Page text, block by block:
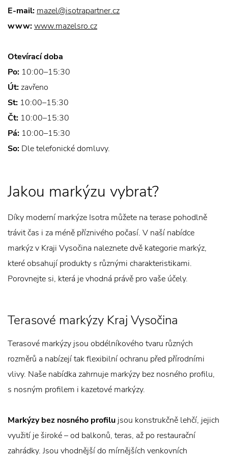
E-mail: mazel@isotrapartner.cz
www:www.mazelsro.cz
Otevírací doba
Po: 10:00–15:30
Út: zavřeno
St: 10:00–15:30
Čt: 10:00–15:30
Pá: 10:00–15:30
So: Dle telefonické domluvy.
Jakou markýzu vybrat?
Díky moderní markýze Isotra můžete na terase pohodlně
trávit čas i za méně příznivého počasí. V naší nabídce
markýz v Kraji Vysočina naleznete dvě kategorie markýz,
které obsahují produkty s různými charakteristikami.
Porovnejte si, která je vhodná právě pro vaše účely.
Terasové markýzy Kraj Vysočina
Terasové markýzy jsou obdélníkového tvaru různých
rozměrů a nabízejí tak flexibilní ochranu před přírodními
vlivy. Naše nabídka zahrnuje markýzy bez nosného profilu,
s nosným profilem i kazetové markýzy.
Markýzy bez nosného profilu jsou konstrukčně lehčí, jejich
využití je široké – od balkonů, teras, až po restaurační
zahrádky. Jsou vhodnější do mírnějších venkovních